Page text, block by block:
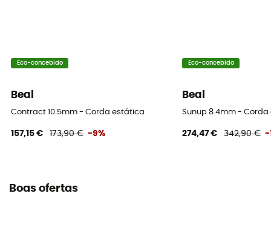
Eco-concebido
Beal
Contract 10.5mm - Corda estática
157,15 € 173,90 € -9%
Eco-concebido
Beal
Sunup 8.4mm - Corda
274,47 € 342,90 € -
Boas ofertas